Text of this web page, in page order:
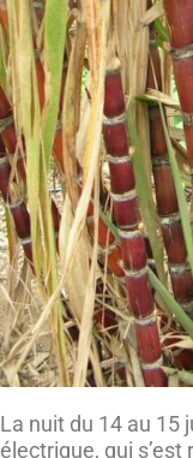
La nuit du 14 au 15
électrique, qui